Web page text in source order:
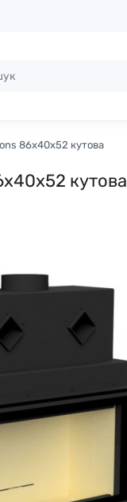
86x40x52 кутова
кутова